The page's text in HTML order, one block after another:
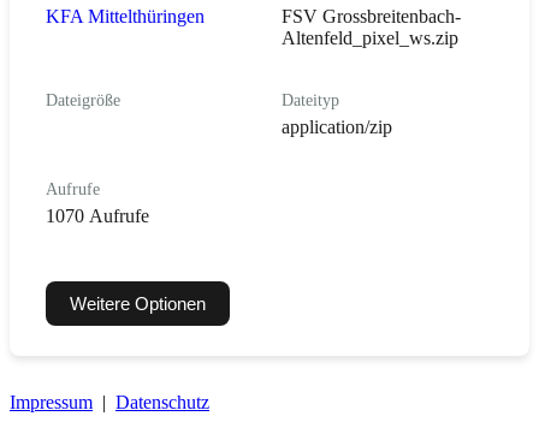
KFA Mittelthüringen
FSV Grossbreitenbach-
Altenfeld_pixel_ws.zip
Dateigröße Dateityp
application/zip
Aufrufe
1070 Aufrufe
Weitere Optionen
Impressum | Datenschutz